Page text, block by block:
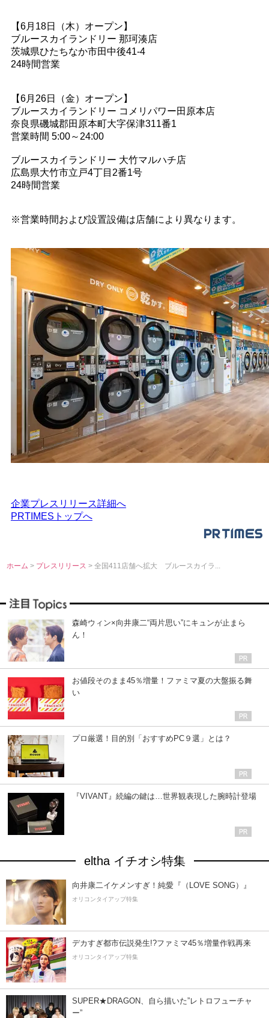
【6月18日（木）オープン】
ブルースカイランドリー 那珂湊店
茨城県ひたちなか市田中後41-4
24時間営業
【6月26日（金）オープン】
ブルースカイランドリー コメリパワー田原本店
奈良県磯城郡田原本町大字保津311番1
営業時間 5:00～24:00
ブルースカイランドリー 大竹マルハチ店
広島県大竹市立戸4丁目2番1号
24時間営業
※営業時間および設置設備は店舗により異なります。
企業プレスリリース詳細へ
PRTIMESトップへ
ホーム > プレスリリース> 全国411店舗へ拡大 ブルースカイラ...
森崎ウィン×向井康二“両片思い”にキュンが止まら
ん！
お値段そのまま45％増量！ファミマ夏の大盤振る舞
い
プロ厳選！目的別「おすすめPC９選」とは？
『VIVANT』続編の鍵は…世界観表現した腕時計登場
eltha イチオシ特集
向井康二イケメンすぎ！純愛『（LOVE SONG）』
オリコンタイアップ特集
デカすぎ都市伝説発生!?ファミマ45％増量作戦再来
オリコンタイアップ特集
SUPER★DRAGON、自ら描いた”レトロフューチャ
ー”